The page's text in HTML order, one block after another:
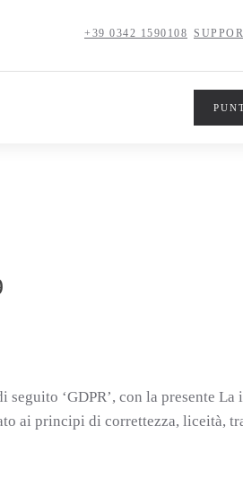
+39 0342 1590108
‘GDPR’, con la presente La
ai principi di correttezza, liceità,